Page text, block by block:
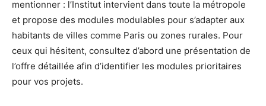
mentionner : l’Institut intervient dans toute la métropole
et propose des modules modulables pour s’adapter aux
habitants de villes comme Paris ou zones rurales. Pour
ceux qui hésitent, consultez d’abord une présentation de
l’offre détaillée afin d’identifier les modules prioritaires
pour vos projets.